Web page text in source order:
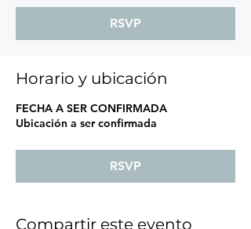
RSVP
Horario y ubicación
FECHA A SER CONFIRMADA
Ubicación a ser confirmada
RSVP
Compartir este evento